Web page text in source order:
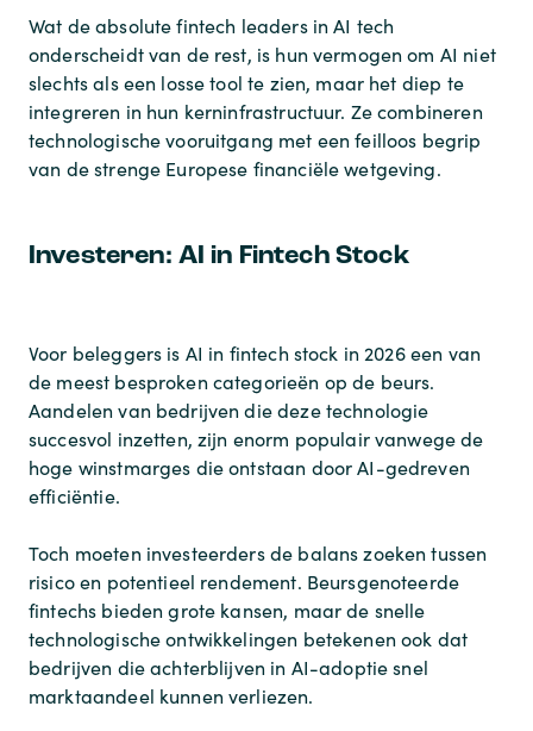
Wat de absolute fintech leaders in AI tech
onderscheidt van de rest, is hun vermogen om AI niet
slechts als een losse tool te zien, maar het diep te
integreren in hun kerninfrastructuur. Ze combineren
technologische vooruitgang met een feilloos begrip
van de strenge Europese financiële wetgeving.
Investeren: AI in Fintech Stock
Voor beleggers is AI in fintech stock in 2026 een van
de meest besproken categorieën op de beurs.
Aandelen van bedrijven die deze technologie
succesvol inzetten, zijn enorm populair vanwege de
hoge winstmarges die ontstaan door AI-gedreven
efficiëntie.
Toch moeten investeerders de balans zoeken tussen
risico en potentieel rendement. Beursgenoteerde
fintechs bieden grote kansen, maar de snelle
technologische ontwikkelingen betekenen ook dat
bedrijven die achterblijven in AI-adoptie snel
marktaandeel kunnen verliezen.